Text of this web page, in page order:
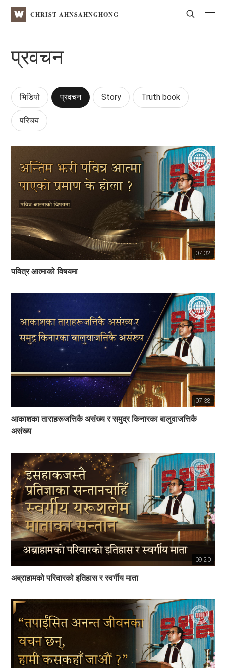
WATVCHRIST AHNSAHNGHONG Search
प्रवचन
भिडियो प्रवचन Story Truth book
परिचय
07:32
पवित्र आत्माको विषयमा
07:38
आकाशका ताराहरूजत्तिकै असंख्य र समुद्र किनारका बालुवाजत्तिकै
असंख्य
09:20
अब्राहामको परिवारको इतिहास र स्वर्गीय माता